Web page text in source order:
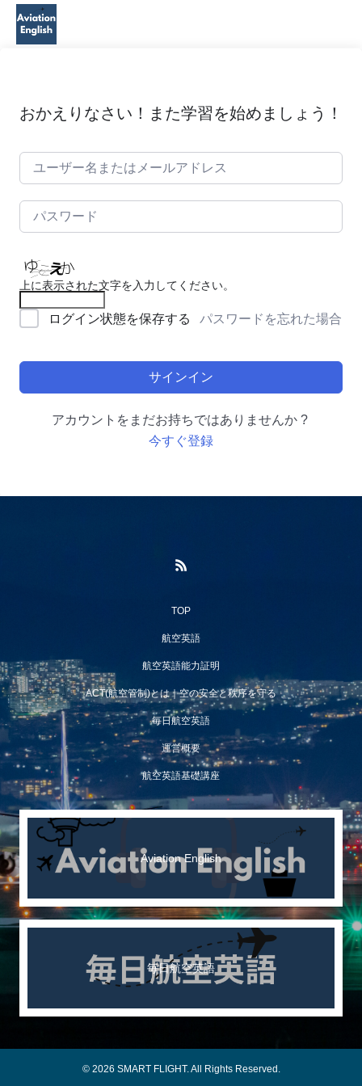
おかえりなさい！また学習を始めましょう！
上に表示された文字を入力してください。
ログイン状態を保存する パスワードを忘れた場合
サインイン
アカウントをまだお持ちではありませんか ?
今すぐ登録
TOP
航空英語
航空英語能力証明
ACT(航空管制)とは｜空の安全と秩序を守る
毎日航空英語
運営概要
航空英語基礎講座
Aviation English
毎日航空英語
© 2026 SMART FLIGHT. All Rights Reserved.